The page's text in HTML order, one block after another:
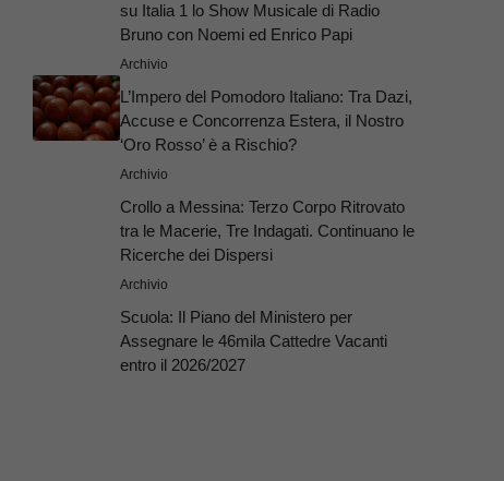
su Italia 1 lo Show Musicale di Radio
Bruno con Noemi ed Enrico Papi
Archivio
L’Impero del Pomodoro Italiano: Tra Dazi,
Accuse e Concorrenza Estera, il Nostro
‘Oro Rosso’ è a Rischio?
Archivio
Crollo a Messina: Terzo Corpo Ritrovato
tra le Macerie, Tre Indagati. Continuano le
Ricerche dei Dispersi
Archivio
Scuola: Il Piano del Ministero per
Assegnare le 46mila Cattedre Vacanti
entro il 2026/2027